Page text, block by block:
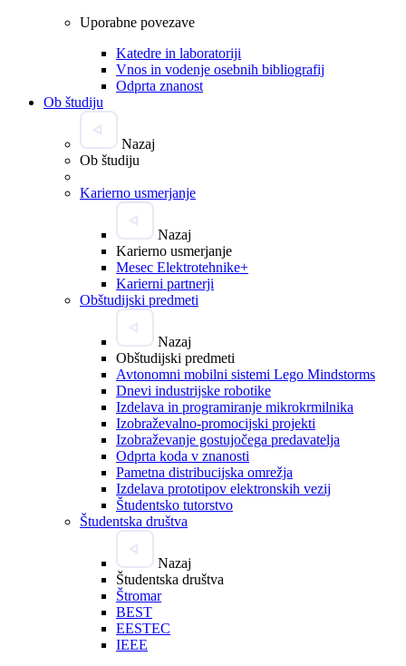
Uporabne povezave
Katedre in laboratoriji
Vnos in vodenje osebnih bibliografij
Odprta znanost
Ob študiju
Nazaj
Ob študiju
Karierno usmerjanje
Nazaj
Karierno usmerjanje
Mesec Elektrotehnike+
Karierni partnerji
Obštudijski predmeti
Nazaj
Obštudijski predmeti
Avtonomni mobilni sistemi Lego Mindstorms
Dnevi industrijske robotike
Izdelava in programiranje mikrokrmilnika
Izobraževalno-promocijski projekti
Izobraževanje gostujočega predavatelja
Odprta koda v znanosti
Pametna distribucijska omrežja
Izdelava prototipov elektronskih vezij
Študentsko tutorstvo
Študentska društva
Nazaj
Študentska društva
Štromar
BEST
EESTEC
IEEE